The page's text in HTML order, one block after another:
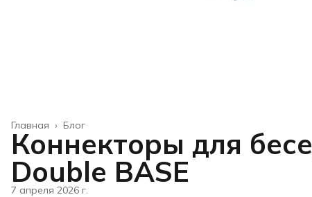
Блог
Главная ›
Коннекторы для
Double BASE
7 апреля 2026 г.